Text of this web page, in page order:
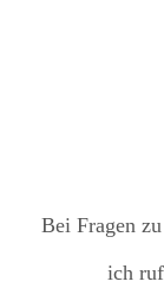
Bei Fragen
ich